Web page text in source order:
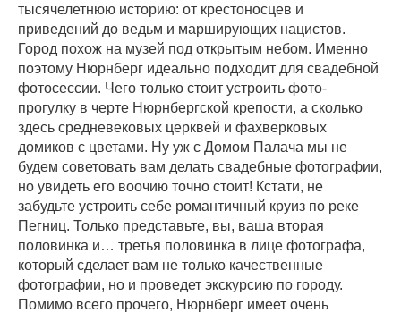
тысячелетнюю историю: от крестоносцев и
приведений до ведьм и марширующих нацистов.
Город похож на музей под открытым небом. Именно
поэтому Нюрнберг идеально подходит для свадебной
фотосессии. Чего только стоит устроить фото-
прогулку в черте Нюрнбергской крепости, а сколько
здесь средневековых церквей и фахверковых
домиков с цветами. Ну уж с Домом Палача мы не
будем советовать вам делать свадебные фотографии,
но увидеть его воочию точно стоит! Кстати, не
забудьте устроить себе романтичный круиз по реке
Пегниц. Только представьте, вы, ваша вторая
половинка и… третья половинка в лице фотографа,
который сделает вам не только качественные
фотографии, но и проведет экскурсию по городу.
Помимо всего прочего, Нюрнберг имеет очень